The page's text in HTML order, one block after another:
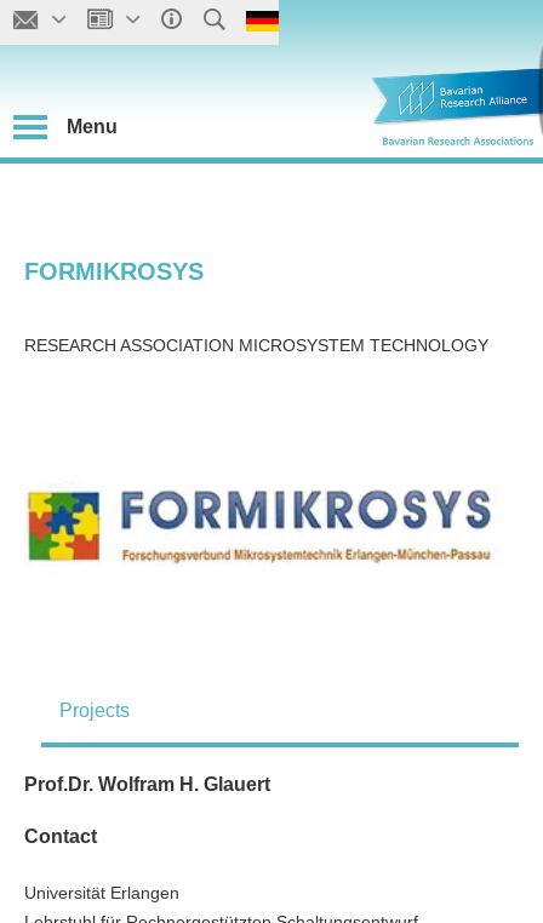
Menu
FORMIKROSYS
RESEARCH ASSOCIATION MICROSYSTEM TECHNOLOGY
Projects
Prof.Dr. Wolfram H. Glauert
Contact
Universität Erlangen